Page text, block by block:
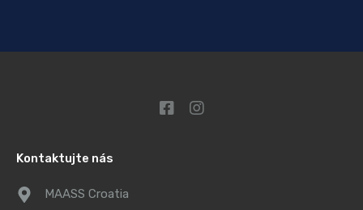
Kontaktujte nás
MAASS Croatia